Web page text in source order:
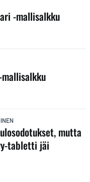
-mallisalkku
mutta
tabletti jäi